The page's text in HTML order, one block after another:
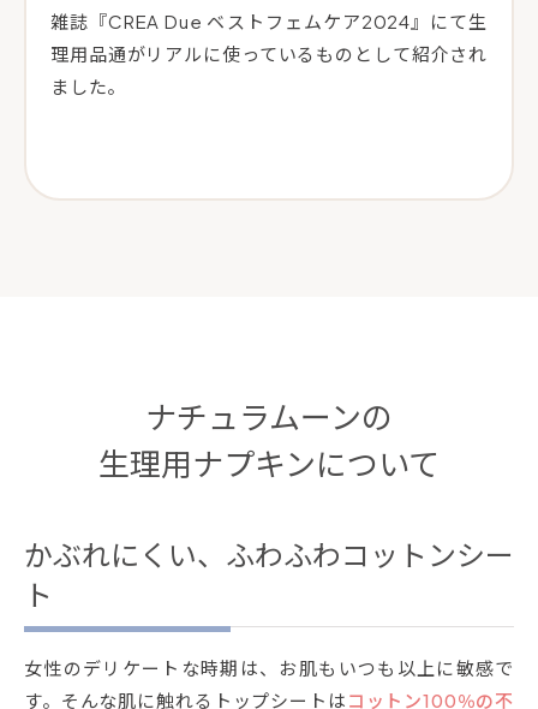
雑誌『CREA Due ベストフェムケア2024』にて生
理用品通がリアルに使っているものとして紹介され
ました。
ナチュラムーンの
生理用ナプキンについて
かぶれにくい、ふわふわコットンシー
ト
女性のデリケートな時期は、お肌もいつも以上に敏感で
す。そんな肌に触れるトップシートは コットン100％の不